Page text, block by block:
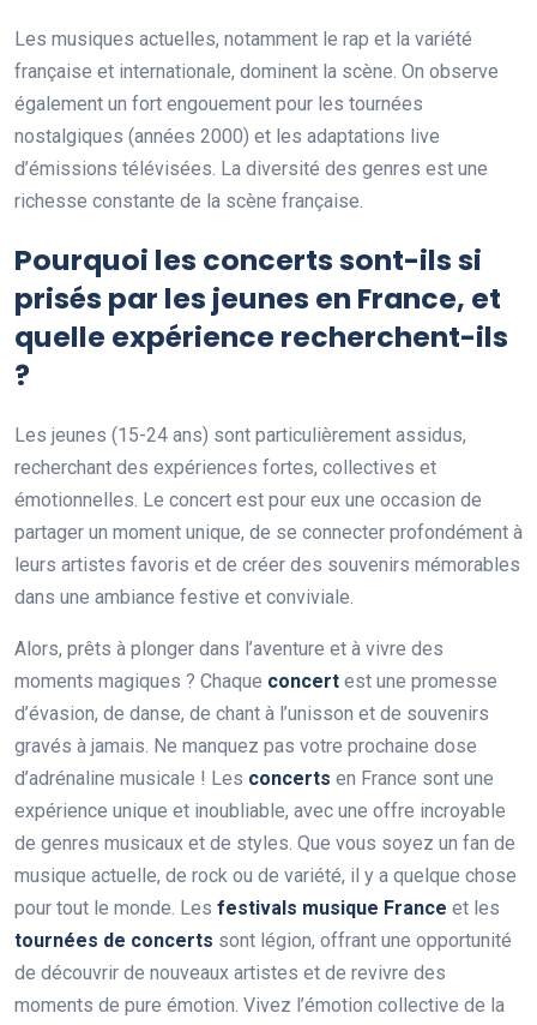
Les musiques actuelles, notamment le rap et la variété
française et internationale, dominent la scène. On observe
également un fort engouement pour les tournées
nostalgiques (années 2000) et les adaptations live
d’émissions télévisées. La diversité des genres est une
richesse constante de la scène française.
Pourquoi les concerts sont-ils si
prisés par les jeunes en France, et
quelle expérience recherchent-ils
?
Les jeunes (15-24 ans) sont particulièrement assidus,
recherchant des expériences fortes, collectives et
émotionnelles. Le concert est pour eux une occasion de
partager un moment unique, de se connecter profondément à
leurs artistes favoris et de créer des souvenirs mémorables
dans une ambiance festive et conviviale.
Alors, prêts à plonger dans l’aventure et à vivre des
moments magiques ? Chaque concert est une promesse
d’évasion, de danse, de chant à l’unisson et de souvenirs
gravés à jamais. Ne manquez pas votre prochaine dose
d’adrénaline musicale ! Les concerts en France sont une
expérience unique et inoubliable, avec une offre incroyable
de genres musicaux et de styles. Que vous soyez un fan de
musique actuelle, de rock ou de variété, il y a quelque chose
pour tout le monde. Les festivals musique France et les
tournées de concerts sont légion, offrant une opportunité
de découvrir de nouveaux artistes et de revivre des
moments de pure émotion. Vivez l’émotion collective de la